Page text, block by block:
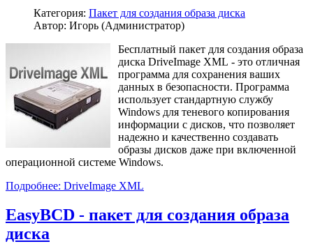
Категория: Пакет для создания образа диска
Автор: Игорь (Администратор)
Бесплатный пакет для создания образа
диска DriveImage XML - это отличная
программа для сохранения ваших
данных в безопасности. Программа
использует стандартную службу
Windows для теневого копирования
информации с дисков, что позволяет
надежно и качественно создавать
образы дисков даже при включенной
операционной системе Windows.
Подробнее: DriveImage XML
EasyBCD - пакет для создания образа
диска